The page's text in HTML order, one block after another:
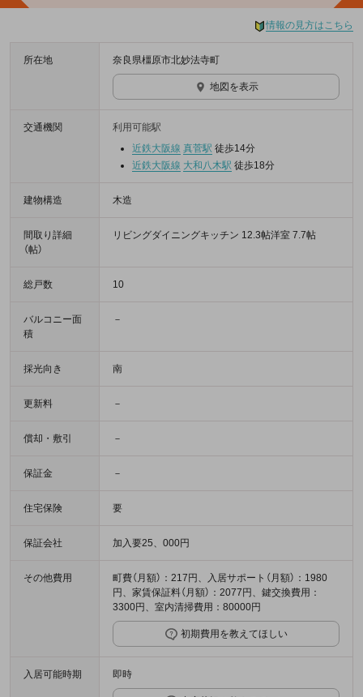
情報の見方はこちら
所在地 奈良県橿原市北妙法寺町
地図を表示
交通機関
利用可能駅
近鉄大阪線 真菅駅 徒歩14分
近鉄大阪線 大和八木駅 徒歩18分
建物構造 木造
間取り詳細
（帖）
リビングダイニングキッチン 12.3帖洋室 7.7帖
総戸数 10
バルコニー面
積
－
採光向き 南
更新料 －
償却・敷引 －
保証金 －
住宅保険 要
保証会社 加入要25、000円
その他費用
町費（月額）：217円、入居サポート（月額）：1980
円、家賃保証料（月額）：2077円、鍵交換費用：
3300円、室内清掃費用：80000円
初期費用を教えてほしい
入居可能時期 即時